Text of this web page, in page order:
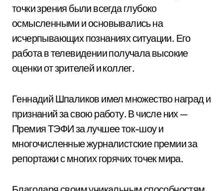
точки зрения были всегда глубоко
осмысленными и основывались на
исчерпывающих познаниях ситуации. Его
работа в телевидении получала высокие
оценки от зрителей и коллег.
Геннадий Шпаликов имел множество наград и
признаний за свою работу. В числе них —
Премия ТЭФИ за лучшее ток-шоу и
многочисленные журналистские премии за
репортажи с многих горячих точек мира.